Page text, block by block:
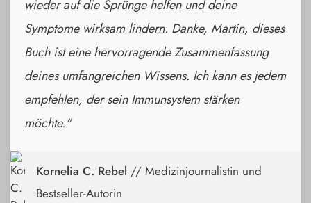
wieder auf die Sprünge helfen und deine
Symptome wirksam lindern. Danke, Martin, dieses
Buch ist eine hervorragende Zusammenfassung
deines umfangreichen Wissens. Ich kann es jedem
empfehlen, der sein Immunsystem stärken
möchte."
Kornelia C. Rebel // Medizinjournalistin und
Bestseller-Autorin